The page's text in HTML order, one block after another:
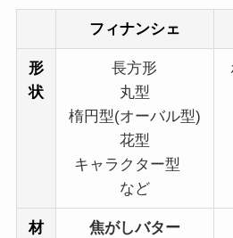
フィナンシェ
形
状
長方形
丸型
楕円型(オーバル型)
花型
キャラクター型
など
材
焦がしバター